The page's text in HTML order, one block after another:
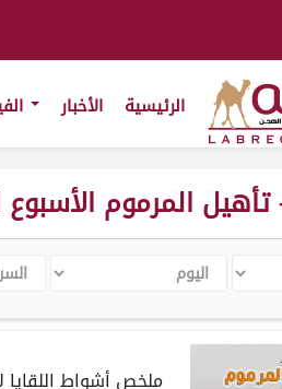
الرئيسية الأخبار
المرموم الأسبوع الرابع
اليوم السن
ملخص أشواط اللقايا